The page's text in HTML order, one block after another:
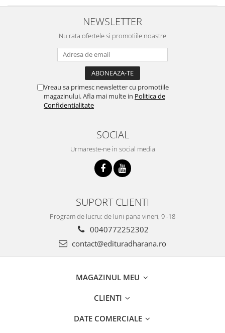
NEWSLETTER
Nu rata ofertele si promotiile noastre
Vreau sa primesc newsletter cu promotiile
magazinului. Afla mai multe in Politica de
Confidentialitate
SOCIAL
Urmareste-ne in social media
SUPORT CLIENTI
Program de lucru: de luni pana vineri, 9 -18
0040772252302
contact@edituradharana.ro
MAGAZINUL MEU
CLIENTI
DATE COMERCIALE